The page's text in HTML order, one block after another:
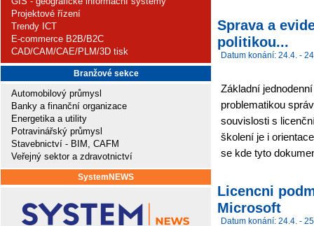
Projektové řízení
Trendy ICT
E-commerce B2B/B2C
CAD/CAM/CAE/PLM/3D tisk
Branžové sekce
Automobilový průmysl
Banky a finanční organizace
Energetika a utility
Potravinářský průmysl
Stavebnictví - BIM, CAFM
Veřejný sektor a zdravotnictví
SystemNEWS
Sprava a
politikou...
Datum konání: 24.4. -
Základní
problematikou
souvislosti s
školení je i
se kde tyto
Licencni
Microsoft
Datum konání: 24.4. -